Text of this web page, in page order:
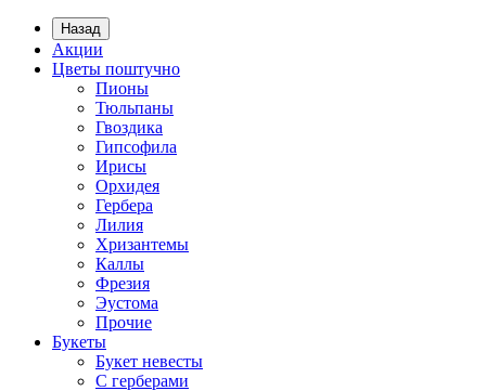
Назад
Акции
Цветы поштучно
Пионы
Тюльпаны
Гвоздика
Гипсофила
Ирисы
Орхидея
Гербера
Лилия
Хризантемы
Каллы
Фрезия
Эустома
Прочие
Букеты
Букет невесты
С герберами